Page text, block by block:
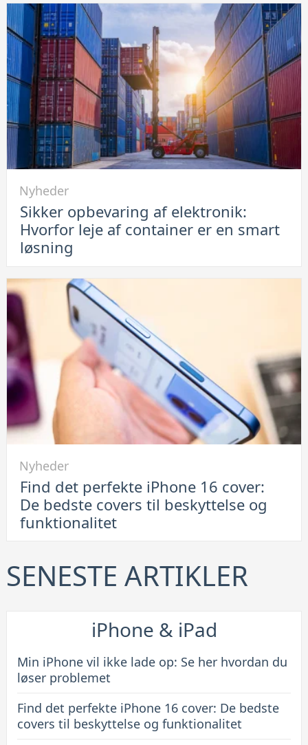
ikke
lade
op:
Se
her
hvordan
du
løser
problemet
Sikker
opbevaring
Hvorfor
leje
af
container
er
en
smart
løsning
Nyheder
Sikker opbevaring af elektronik:
Hvorfor leje af container er en smart
løsning
Find
det
perfekte
16
cover:
til
beskyttelse
funktionalitet
Nyheder
Find det perfekte iPhone 16 cover:
De bedste covers til beskyttelse og
funktionalitet
SENESTE ARTIKLER
iPhone & iPad
Min iPhone vil ikke lade op: Se her hvordan du
løser problemet
Find det perfekte iPhone 16 cover: De bedste
covers til beskyttelse og funktionalitet